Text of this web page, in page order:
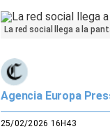
La red social llega a la
Agencia Europa
25/02/2026 16H43